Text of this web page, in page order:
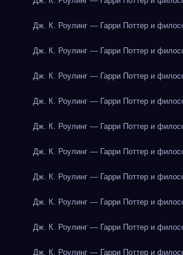
Дж. К. Роулинг — Гарри Поттер и
Дж. К. Роулинг — Гарри Поттер и
Дж. К. Роулинг — Гарри Поттер и
Дж. К. Роулинг — Гарри Поттер и
Дж. К. Роулинг — Гарри Поттер и
Дж. К. Роулинг — Гарри Поттер и
Дж. К. Роулинг — Гарри Поттер и
Дж. К. Роулинг — Гарри Поттер и
Дж. К. Роулинг — Гарри Поттер и
Дж. К. Роулинг — Гарри Поттер и